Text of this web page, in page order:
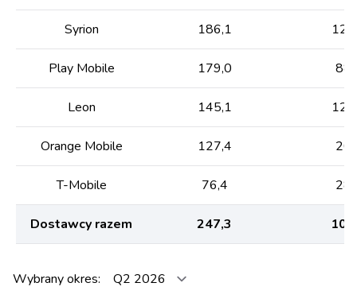
Syrion 186,1
Play Mobile 179,0
Leon 145,1
Orange Mobile 127,4
T-Mobile 76,4
Dostawcy razem 247,3
Wybrany okres: